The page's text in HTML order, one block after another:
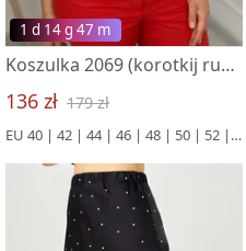
1 d 14 g 47 m
Koszulka 2069 (korotkij rukav) belyj
136 zł 179 zł
EU 40 | 42 | 44 | 46 | 48 | 50 | 52 | 54